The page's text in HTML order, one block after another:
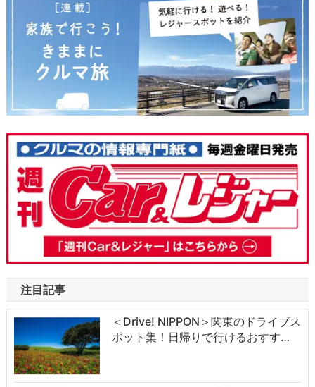
注目記事
＜Drive! NIPPON＞関東のドライブス
ポット集！日帰りで行けるおすす…